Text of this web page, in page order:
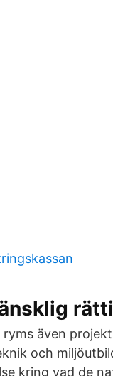
även
och
kring vad de